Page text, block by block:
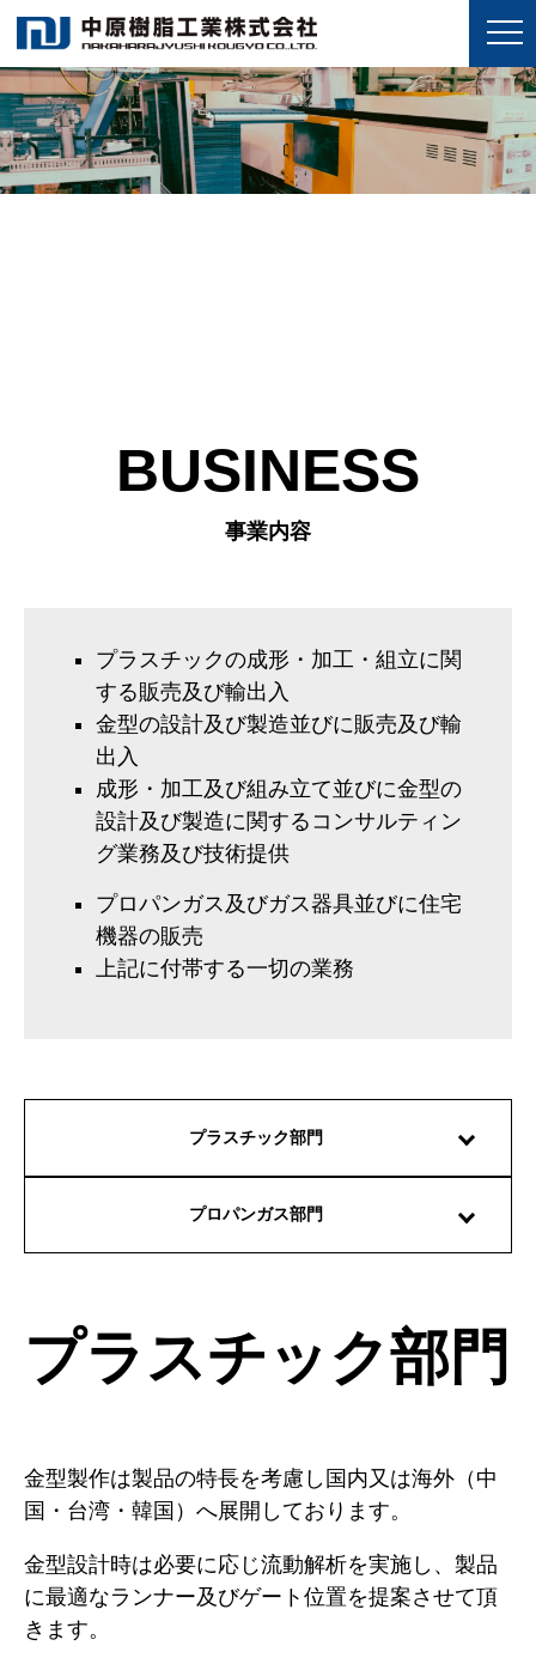
BUSINESS
事業内容
プラスチックの成形・加工・組立に関
する販売及び輸出入
金型の設計及び製造並びに販売及び輸
出入
成形・加工及び組み立て並びに金型の
設計及び製造に関するコンサルティン
グ業務及び技術提供
プロパンガス及びガス器具並びに住宅
機器の販売
上記に付帯する一切の業務
プラスチック部門
プロパンガス部門
プラスチック部門
金型製作は製品の特長を考慮し国内又は海外（中
国・台湾・韓国）へ展開しております。
金型設計時は必要に応じ流動解析を実施し、製品
に最適なランナー及びゲート位置を提案させて頂
きます。